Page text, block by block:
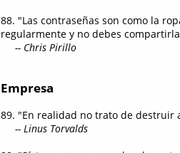
88. "Las contraseñas son como la
regularmente y no debes
-- Chris Pirillo
Empresa
89. "En realidad no trato de destruir
-- Linus Torvalds